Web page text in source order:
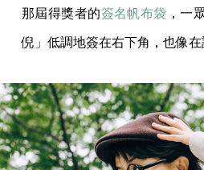
那屆得獎者的簽名帆布袋 ，一
倪」低調地簽在右下角，也像在